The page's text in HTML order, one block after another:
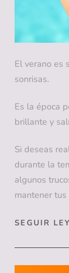
El verano es
sonrisas.
Es la época
brillante y
Si deseas
durante la
algunos
mantener
SEGUIR